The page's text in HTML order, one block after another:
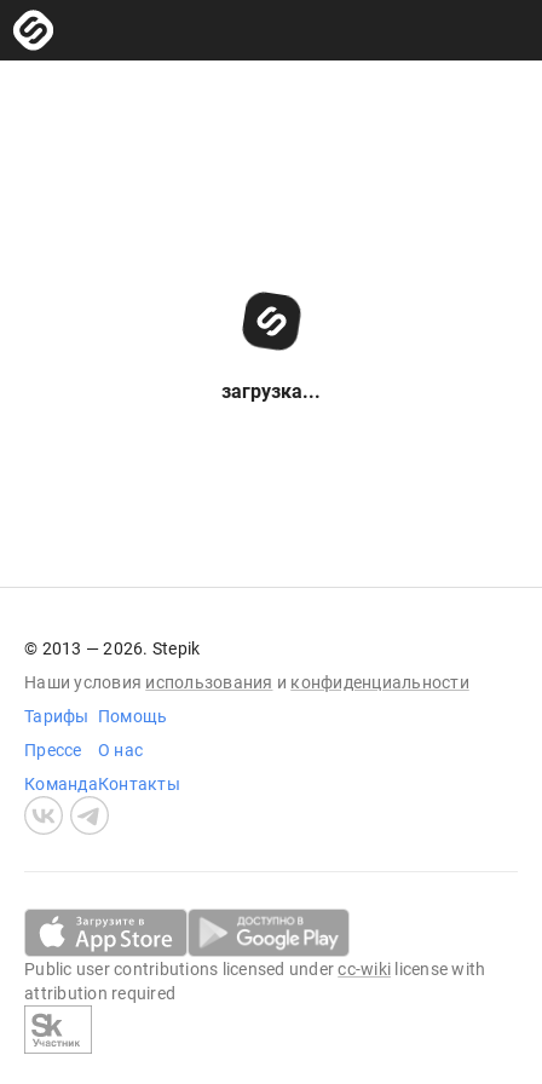
загрузка...
© 2013 — 2026. Stepik
Наши условия использования и конфиденциальности
Тарифы
Прессе
Команда
Помощь
О нас
Контакты
Public user contributions licensed undercc-wiki license with
attribution required